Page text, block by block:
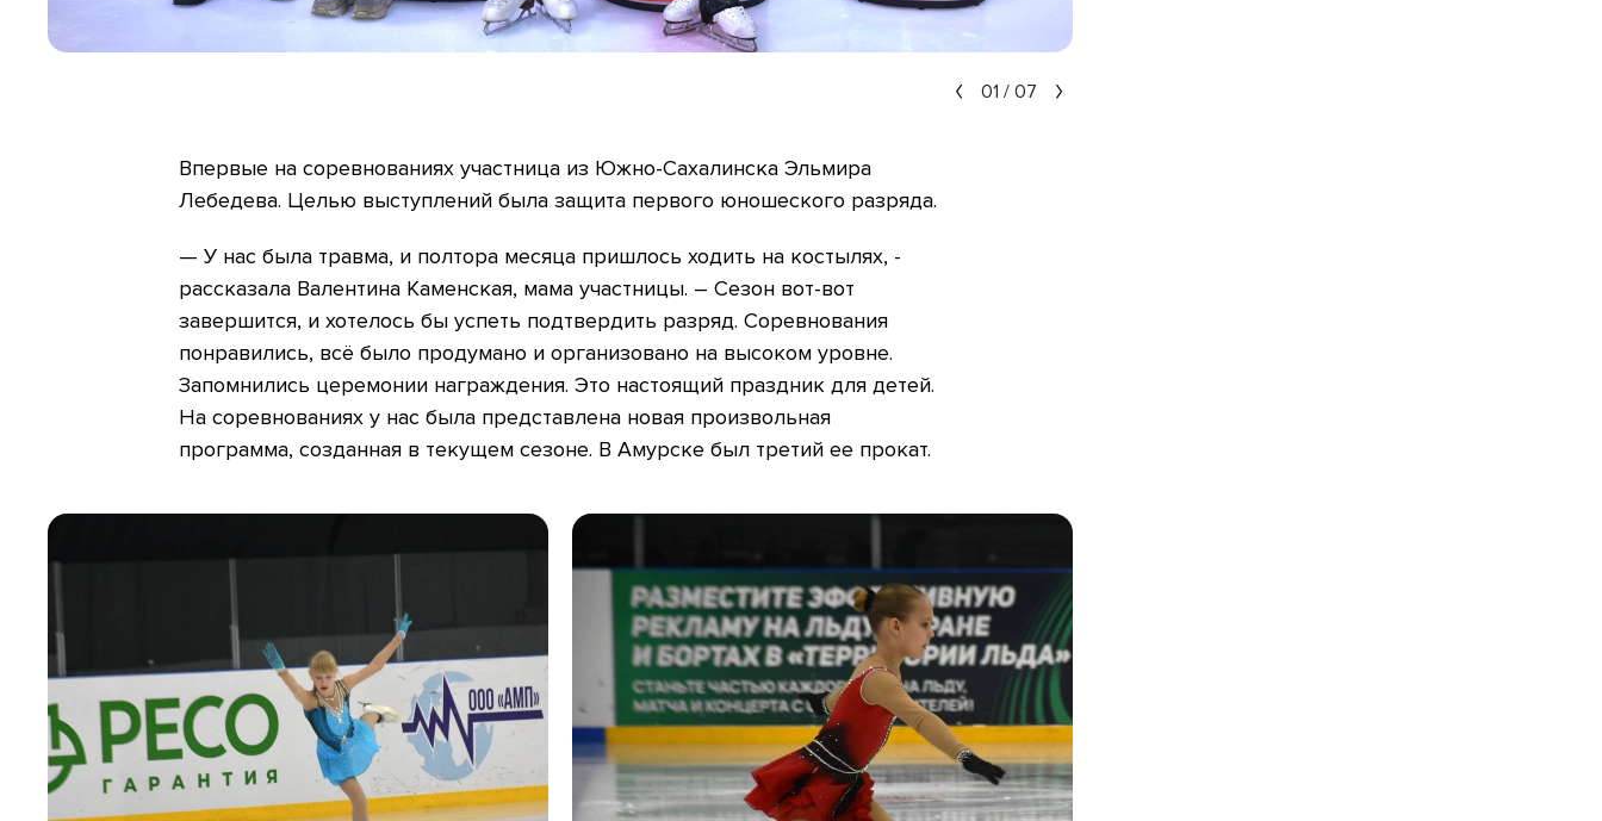
01 / 07
Впервые на соревнованиях участница из Южно-Сахалинска Эльмира
Лебедева. Целью выступлений была защита первого юношеского разряда.
— У нас была травма, и полтора месяца пришлось ходить на костылях, -
рассказала Валентина Каменская, мама участницы. – Сезон вот-вот
завершится, и хотелось бы успеть подтвердить разряд. Соревнования
понравились, всё было продумано и организовано на высоком уровне.
Запомнились церемонии награждения. Это настоящий праздник для детей.
На соревнованиях у нас была представлена новая произвольная
программа, созданная в текущем сезоне. В Амурске был третий ее прокат.